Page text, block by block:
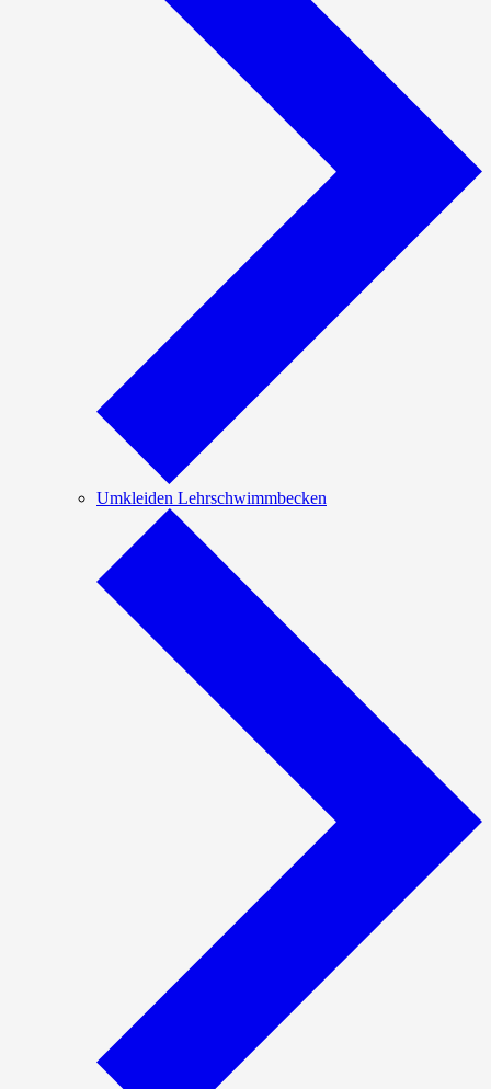
Umkleiden Lehrschwimmbecken